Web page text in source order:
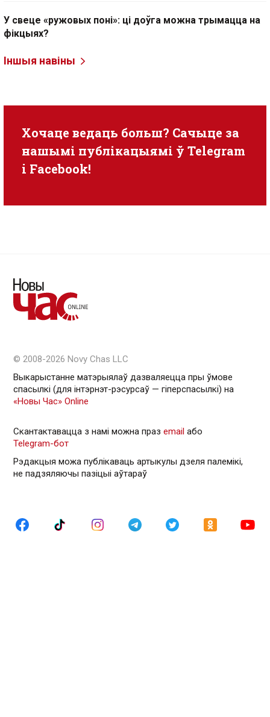
У свеце «ружовых поні»: ці доўга можна трымацца на
фікцыях?
Іншыя навіны
Хочаце ведаць больш? Сачыце за
нашымі публікацыямі ў Telegram
i Facebook!
© 2008-2026 Novy Chas LLC
Выкарыстанне матэрыялаў дазваляецца пры ўмове
спасылкі (для інтэрнэт-рэсурсаў — гiперспасылкi) на
«Новы Час» Online
Скантактавацца з намі можна праз email або
Telegram-бот
Рэдакцыя можа публікаваць артыкулы дзеля палемікі,
не падзяляючы пазіцыі аўтараў